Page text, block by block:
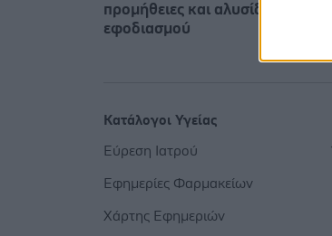
προμήθειες και αλυσίδα
εφοδιασμού
Κατάλογοι Υγείας
Εύρεση Ιατρού
Εφημερίες Φαρμακείων
Χάρτης Εφημεριών